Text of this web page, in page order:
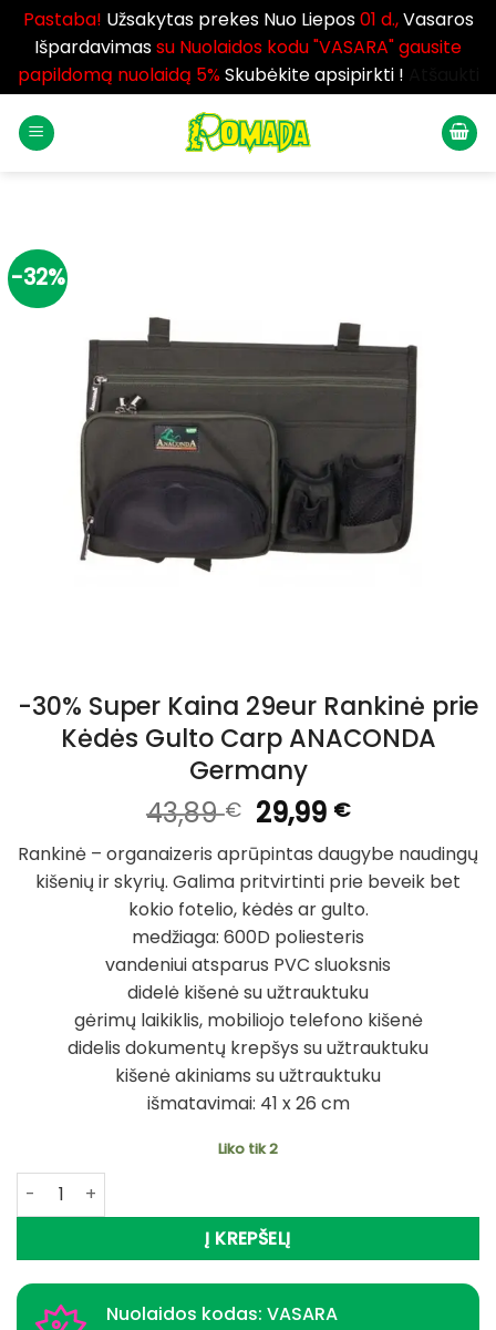
Pastaba! Užsakytas prekes Nuo Liepos01 d.,Vasaros
Išpardavimassu Nuolaidos kodu "VASARA" gausite
papildomą nuolaidą 5%Skubėkite apsipirkti !
-32%
-30% Super Kaina 29eur Rankinė prie
Kėdės Gulto Carp ANACONDA
Germany
43,89€ Original
price
was:
43,89 €.
29,99 €Current
price
is:
29,99 €.
Rankinė – organaizeris aprūpintas daugybe naudingų
kišenių ir skyrių. Galima pritvirtinti prie beveik bet
kokio fotelio, kėdės ar gulto.
medžiaga: 600D poliesteris
vandeniui atsparus PVC sluoksnis
didelė kišenė su užtrauktuku
gėrimų laikiklis, mobiliojo telefono kišenė
didelis dokumentų krepšys su užtrauktuku
kišenė akiniams su užtrauktuku
išmatavimai: 41 x 26 cm
Liko tik 2
produkto kiekis: -30% Super Kaina 29eur Rankinė prie
Į KREPŠELĮ
Nuolaidos kodas: VASARA